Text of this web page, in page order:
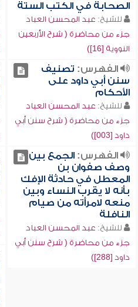
الصحابة في الكتب الستة
للشيخ: عبد المحسن العباد
جزء من محاضرة ( شرح الأربعين
النووية [16])
الفهرس: تصنيف
سنن أبي داود على
الأحكام
للشيخ: عبد المحسن العباد
جزء من محاضرة ( شرح سنن أبي
داود [003])
الفهرس:الجمع بين
وصف صفوان بن
المعطل في حادثة الإفك
بأنه لا يقرب النساء وبين
منعه لامرأته من صيام
النافلة
للشيخ: عبد المحسن العباد
جزء من محاضرة ( شرح سنن أبي
داود [288])